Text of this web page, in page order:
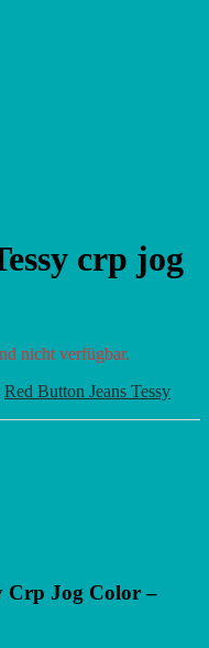
crp jog
nicht verfügbar.
Red Button Jeans Tessy
Crp Jog Color –